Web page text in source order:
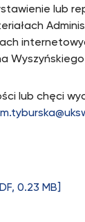
lub
lub chęci
0.23 MB]